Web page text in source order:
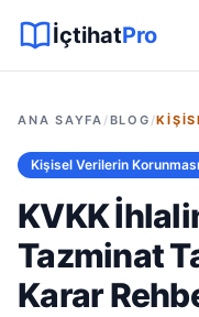
İçtihatPro
ANA SAYFA /BLOG /
Kişisel Verilerin
KVKK
Tazminat
Karar